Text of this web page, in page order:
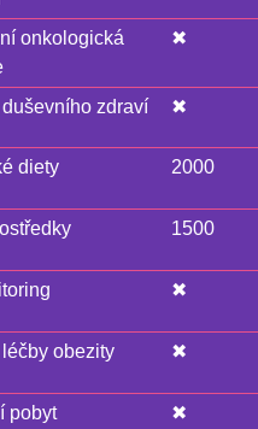
onkologická
✖
zdraví ✖
diety 2000
1500
✖
obezity ✖
pobyt ✖